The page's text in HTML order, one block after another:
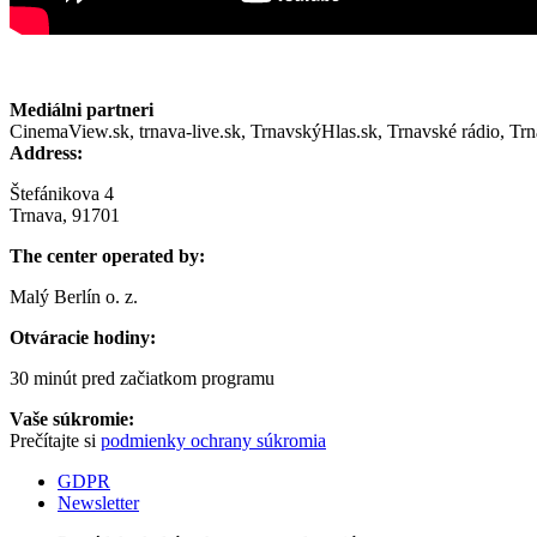
Mediálni partneri
CinemaView.sk, trnava-live.sk, TrnavskýHlas.sk, Trnavské rádio,
Address:
Štefánikova 4
Trnava, 91701
The center operated by:
Malý Berlín o. z.
Otváracie hodiny:
30 minút pred začiatkom programu
Vaše súkromie:
Prečítajte si podmienky ochrany súkromia
GDPR
Newsletter